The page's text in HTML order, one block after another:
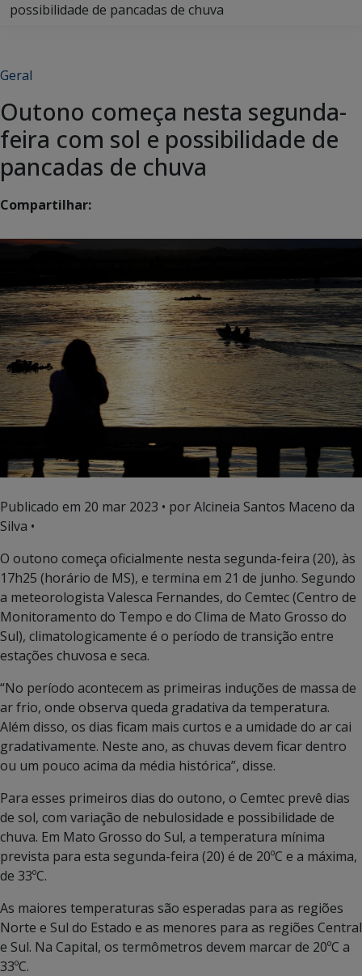
possibilidade de pancadas de chuva
Geral
Outono começa nesta segunda-
feira com sol e possibilidade de
pancadas de chuva
Compartilhar:
Publicado em 20 mar 2023 • por Alcineia Santos Maceno da
Silva •
O outono começa oficialmente nesta segunda-feira (20), às
17h25 (horário de MS), e termina em 21 de junho. Segundo
a meteorologista Valesca Fernandes, do Cemtec (Centro de
Monitoramento do Tempo e do Clima de Mato Grosso do
Sul), climatologicamente é o período de transição entre
estações chuvosa e seca.
“No período acontecem as primeiras induções de massa de
ar frio, onde observa queda gradativa da temperatura.
Além disso, os dias ficam mais curtos e a umidade do ar cai
gradativamente. Neste ano, as chuvas devem ficar dentro
ou um pouco acima da média histórica”, disse.
Para esses primeiros dias do outono, o Cemtec prevê dias
de sol, com variação de nebulosidade e possibilidade de
chuva. Em Mato Grosso do Sul, a temperatura mínima
prevista para esta segunda-feira (20) é de 20ºC e a máxima,
de 33ºC.
As maiores temperaturas são esperadas para as regiões
Norte e Sul do Estado e as menores para as regiões Central
e Sul. Na Capital, os termômetros devem marcar de 20ºC a
33ºC.